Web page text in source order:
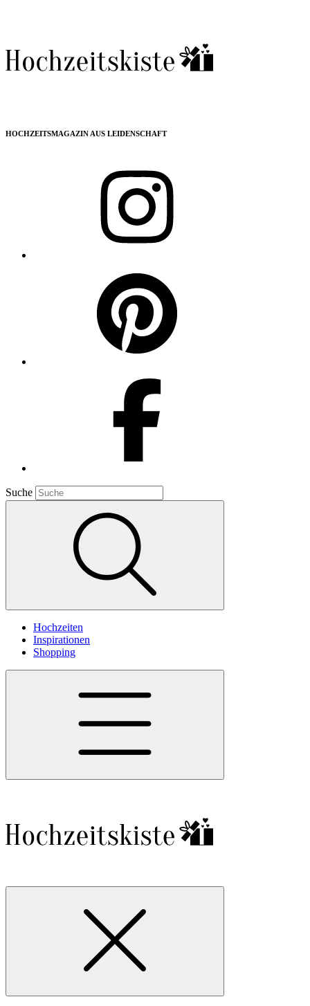
HOCHZEITSMAGAZIN AUS LEIDENSCHAFT
Suche
Hochzeiten
Inspirationen
Shopping